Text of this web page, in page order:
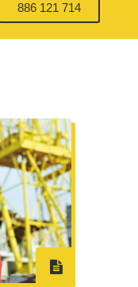
886 121 714